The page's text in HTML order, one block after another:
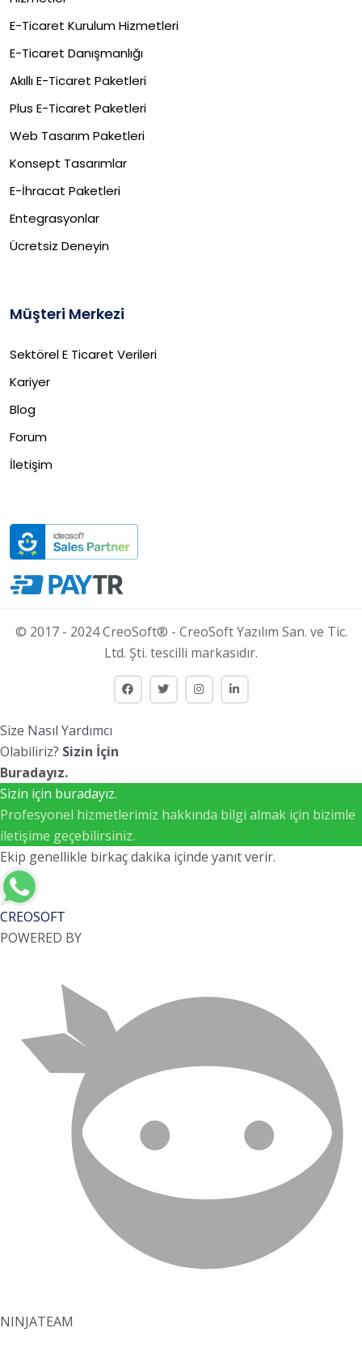
E-Ticaret Kurulum Hizmetleri
E-Ticaret Danışmanlığı
Akıllı E-Ticaret Paketleri
Plus E-Ticaret Paketleri
Web Tasarım Paketleri
Konsept Tasarımlar
E-İhracat Paketleri​
Entegrasyonlar
Ücretsiz Deneyin
Müşteri Merkezi
Sektörel E Ticaret Verileri
Kariyer
Blog
Forum
İletişim
© 2017 - 2024 CreoSoft® - CreoSoft Yazılım San. ve Tic.
Ltd. Şti. tescilli markasıdır.
Size Nasıl Yardımcı
Olabiliriz? Sizin İçin
Buradayız.
Sizin için buradayız.
Profesyonel hizmetlerimiz hakkında bilgi almak için bizimle
iletişime geçebilirsiniz.
Ekip genellikle birkaç dakika içinde yanıt verir.
CREOSOFT
POWERED BY
NINJATEAM